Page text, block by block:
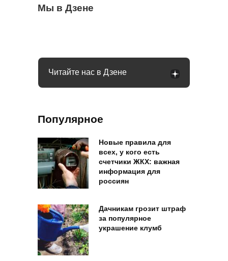
Мы в Дзене
Стиралка больше не прыгает по полу как
бешеная при отжиме: помог простой
С 1 сентября в РФ меняются правила
Омолаживаем огурцы в августе: урожай
Читайте нас в Дзене
Популярное
Новые правила для
всех, у кого есть
счетчики ЖКХ: важная
информация для
россиян
Дачникам грозит штраф
за популярное
украшение клумб